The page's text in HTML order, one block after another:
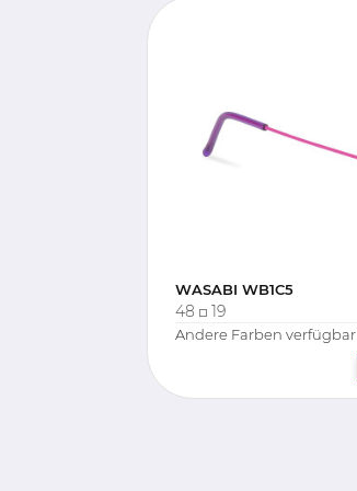
WASABI WB1C5
48 19
Andere Farben verfügbar